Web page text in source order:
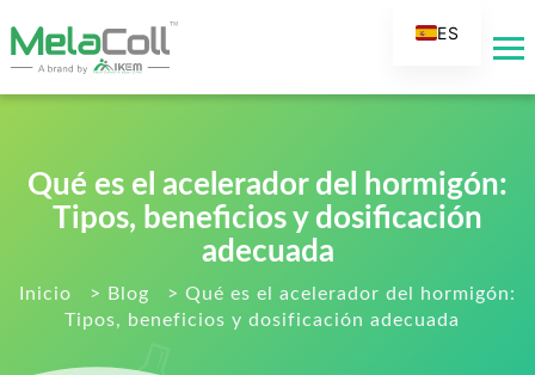
Qué es el acelerador del hormigón:
Tipos, beneficios y dosificación
adecuada
Inicio > Blog > Qué es el acelerador del hormigón:
Tipos, beneficios y dosificación adecuada
ES
FR
RU
TR